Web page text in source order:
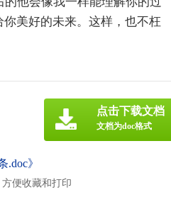
美好的未来。这样，也不枉
.doc》
便收藏和打印
点击下载文档
文档为doc格式